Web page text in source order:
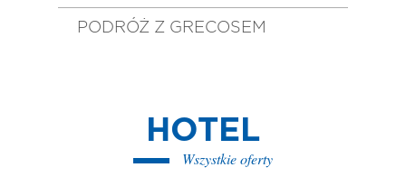
PODRÓŻ Z GRECOSEM
HOTEL
Wszystkie oferty